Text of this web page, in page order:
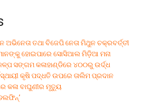
ଅଭିନେତା ତଥା ବିଜେପି ନେତା ମିଥୁନ ଚକ୍ରବର୍ତ୍ତୀ
ହୋଇପାରେ ସୋସିଆଲ ମିଡ଼ିଆ ମନା
ସଙ୍ଗମ କଳାହାଣ୍ଡିରେ ୪୦୦ରୁ ଉର୍ଦ୍ଧ
କୃଷି ପଦ୍ଧତି ଉପରେ ତାଲିମ ପ୍ରଦାନ
କଳା ବାଘୁଣୀର ମୃତ୍ୟୁ